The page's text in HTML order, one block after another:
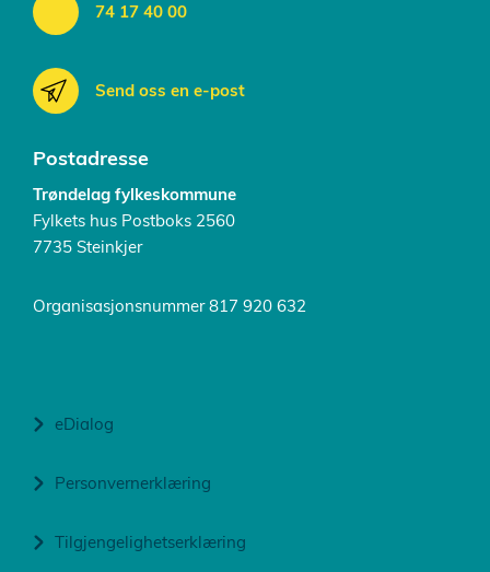
74 17 40 00
Send oss en e-post
Postadresse
Trøndelag fylkeskommune
Fylkets hus Postboks 2560
7735 Steinkjer
Organisasjonsnummer 817 920 632
eDialog
Personvernerklæring
Tilgjengelighetserklæring